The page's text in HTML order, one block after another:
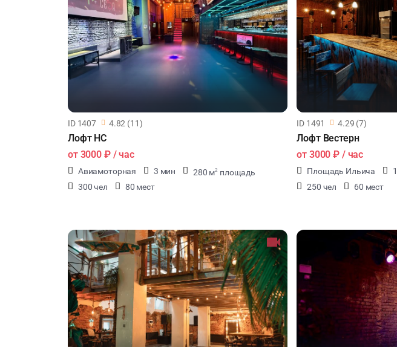
ID 1407 4.82 (11)
Лофт НС
от 3000 ₽/ час
Авиамоторная 3 мин 280 м2 площадь
300 чел
80 мест
ID 1491 4.29 (7)
Лофт Вестерн
от 3000 ₽ / час
Площадь Ильича
250 чел
60 мест